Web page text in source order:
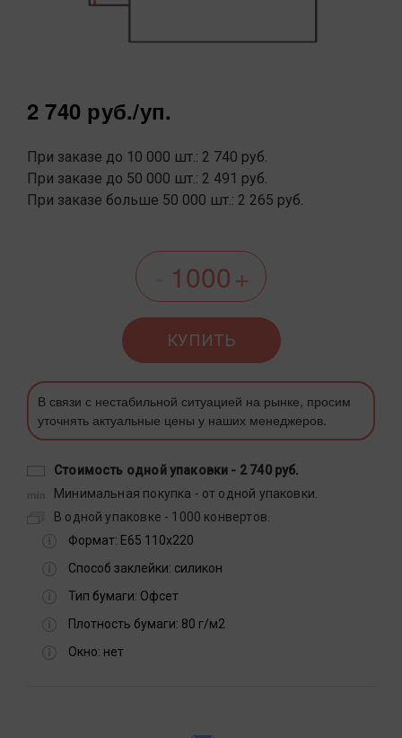
2 740 руб./уп.
При заказе до 10 000 шт.: 2 740 руб.
При заказе до 50 000 шт.: 2 491 руб.
При заказе больше 50 000 шт.: 2 265 руб.
КУПИТЬ
В связи с нестабильной ситуацией на рынке, просим
уточнять актуальные цены у наших менеджеров.
Стоимость одной упаковки - 2 740 руб.
Минимальная покупка - от одной упаковки.
В одной упаковке - 1000 конвертов.
Формат: Е65 110х220
Способ заклейки: силикон
Тип бумаги: Офсет
Плотность бумаги: 80 г/м2
Окно: нет